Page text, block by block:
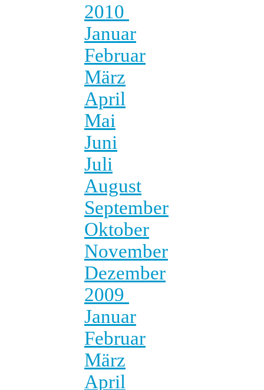
2010
Januar
Februar
März
April
Mai
Juni
Juli
August
September
Oktober
November
Dezember
2009
Januar
Februar
März
April